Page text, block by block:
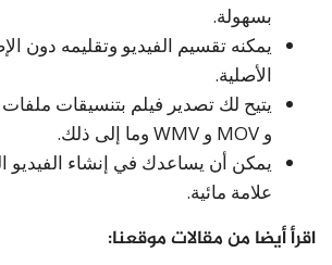
بسهولة.
يمكنه تقسيم الفيديو وتقليمه دون
الأصلية.
و MOV و WMV وما إلى ذلك.
يمكن أن يساعدك في إنشاء الفيديو
علامة مائية.
اقرأ أيضا من مقالات موقعنا: